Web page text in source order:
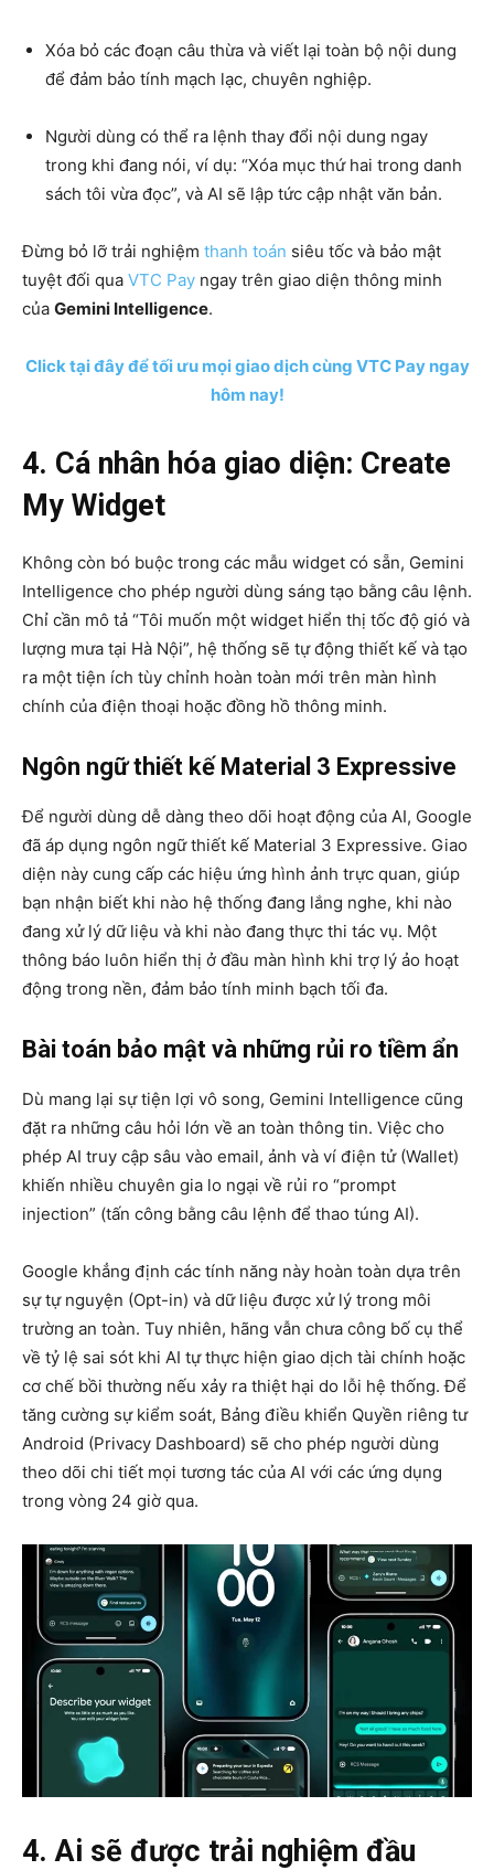
Xóa bỏ các đoạn câu thừa và viết lại toàn bộ nội dung
để đảm bảo tính mạch lạc, chuyên nghiệp.
Người dùng có thể ra lệnh thay đổi nội dung ngay
trong khi đang nói, ví dụ: “Xóa mục thứ hai trong danh
sách tôi vừa đọc”, và AI sẽ lập tức cập nhật văn bản.
Đừng bỏ lỡ trải nghiệm thanh toán siêu tốc và bảo mật
tuyệt đối qua VTC Pay ngay trên giao diện thông minh
của Gemini Intelligence.
Click tại đây để tối ưu mọi giao dịch cùng VTC Pay ngay
hôm nay!
4. Cá nhân hóa giao diện: Create
My Widget
Không còn bó buộc trong các mẫu widget có sẵn, Gemini
Intelligence cho phép người dùng sáng tạo bằng câu lệnh.
Chỉ cần mô tả “Tôi muốn một widget hiển thị tốc độ gió và
lượng mưa tại Hà Nội”, hệ thống sẽ tự động thiết kế và tạo
ra một tiện ích tùy chỉnh hoàn toàn mới trên màn hình
chính của điện thoại hoặc đồng hồ thông minh.
Ngôn ngữ thiết kế Material 3 Expressive
Để người dùng dễ dàng theo dõi hoạt động của AI, Google
đã áp dụng ngôn ngữ thiết kế Material 3 Expressive. Giao
diện này cung cấp các hiệu ứng hình ảnh trực quan, giúp
bạn nhận biết khi nào hệ thống đang lắng nghe, khi nào
đang xử lý dữ liệu và khi nào đang thực thi tác vụ. Một
thông báo luôn hiển thị ở đầu màn hình khi trợ lý ảo hoạt
động trong nền, đảm bảo tính minh bạch tối đa.
Bài toán bảo mật và những rủi ro tiềm ẩn
Dù mang lại sự tiện lợi vô song, Gemini Intelligence cũng
đặt ra những câu hỏi lớn về an toàn thông tin. Việc cho
phép AI truy cập sâu vào email, ảnh và ví điện tử (Wallet)
khiến nhiều chuyên gia lo ngại về rủi ro “prompt
injection” (tấn công bằng câu lệnh để thao túng AI).
Google khẳng định các tính năng này hoàn toàn dựa trên
sự tự nguyện (Opt-in) và dữ liệu được xử lý trong môi
trường an toàn. Tuy nhiên, hãng vẫn chưa công bố cụ thể
về tỷ lệ sai sót khi AI tự thực hiện giao dịch tài chính hoặc
cơ chế bồi thường nếu xảy ra thiệt hại do lỗi hệ thống. Để
tăng cường sự kiểm soát, Bảng điều khiển Quyền riêng tư
Android (Privacy Dashboard) sẽ cho phép người dùng
theo dõi chi tiết mọi tương tác của AI với các ứng dụng
trong vòng 24 giờ qua.
4. Ai sẽ được trải nghiệm đầu